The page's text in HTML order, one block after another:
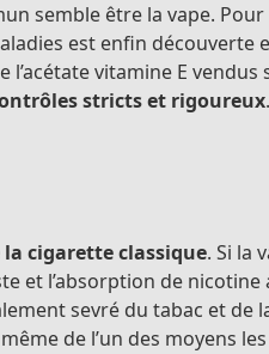
semble être la vape.
est enfin découverte
vitamine E vendus
stricts et rigoureux
la cigarette classique. Si la
et l’absorption de nicotine
sevré du tabac et de
de l’un des moyens